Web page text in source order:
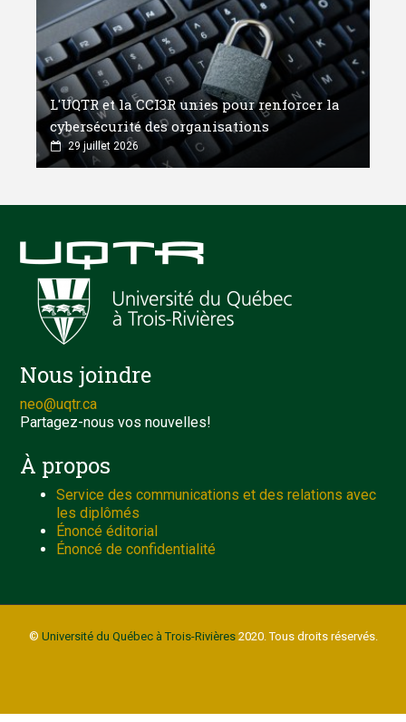
L'UQTR et la CCI3R unies pour renforcer la
cybersécurité des organisations
29 juillet 2026
Nous joindre
neo@uqtr.ca
Partagez-nous vos nouvelles!
À propos
Service des communications et des relations avec
les diplômés
Énoncé éditorial
Énoncé de confidentialité
© Université du Québec à Trois-Rivières2020. Tous droits réservés.